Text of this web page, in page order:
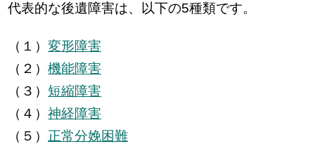
代表的な後遺障害は、以下の5種類です。
（１）変形障害
（２）機能障害
（３） 短縮障害
（４）神経障害
（５） 正常分娩困難